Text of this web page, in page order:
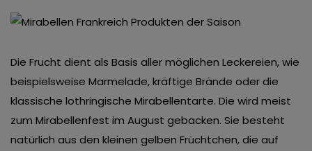
tonen en/of de inhoud van de advertenties op je
beheren via ‘Zelf instellen’. Klik je op ‘Accepteren en
doorgaan’ dan ga je akkoord met het gebruik van alle
cookies zoals omschreven in onzeCookieverklaring.
Merci!
Die Frucht dient als Basis aller möglichen Leckereien, wie
beispielsweise Marmelade, kräftige Brände oder die
klassische lothringische Mirabellentarte. Die wird meist
zum Mirabellenfest im August gebacken. Sie besteht
natürlich aus den kleinen gelben Früchtchen, die auf